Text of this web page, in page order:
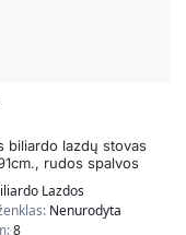
biliardo lazdų stovas
rudos spalvos
Lazdos
Nenurodyta
8